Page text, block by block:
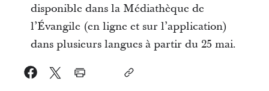
disponible dans la Médiathèque de
l’Évangile (en ligne et sur l’application)
dans plusieurs langues à partir du 25 mai.